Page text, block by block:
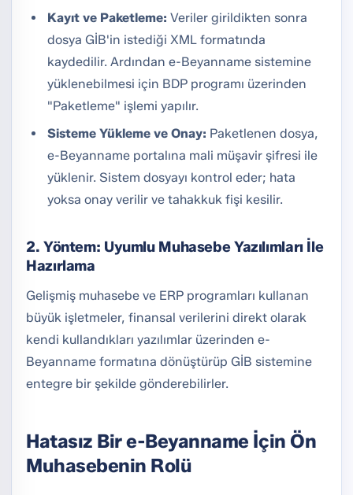
Kayıt ve Paketleme: Veriler girildikten sonra
dosya GİB'in istediği XML formatında
kaydedilir. Ardından e-Beyanname sistemine
yüklenebilmesi için BDP programı üzerinden
"Paketleme" işlemi yapılır.
Sisteme Yükleme ve Onay: Paketlenen dosya,
e-Beyanname portalına mali müşavir şifresi ile
yüklenir. Sistem dosyayı kontrol eder; hata
yoksa onay verilir ve tahakkuk fişi kesilir.
2. Yöntem: Uyumlu Muhasebe Yazılımları İle
Hazırlama
Gelişmiş muhasebe ve ERP programları kullanan
büyük işletmeler, finansal verilerini direkt olarak
kendi kullandıkları yazılımlar üzerinden e-
Beyanname formatına dönüştürüp GİB sistemine
entegre bir şekilde gönderebilirler.
Hatasız Bir e-Beyanname İçin Ön
Muhasebenin Rolü